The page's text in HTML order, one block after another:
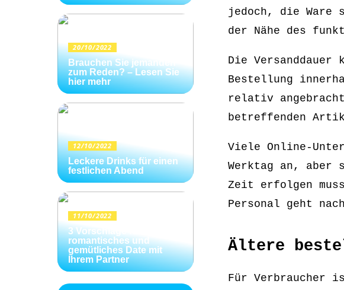
jedoch, die Ware
der Nähe des
Die
Bestellung
relativ
betreffenden
Viele Online-
Werktag an,
Zeit erfolgen
Personal geht
Ältere
Für Verbraucher
20/10/2022
Brauchen Sie jemanden
zum Reden? – Lesen Sie
hier mehr
12/10/2022
Leckere Drinks für einen
festlichen Abend
11/10/2022
3 Vorschläge für ein
romantisches und
gemütliches Date mit
Ihrem Partner